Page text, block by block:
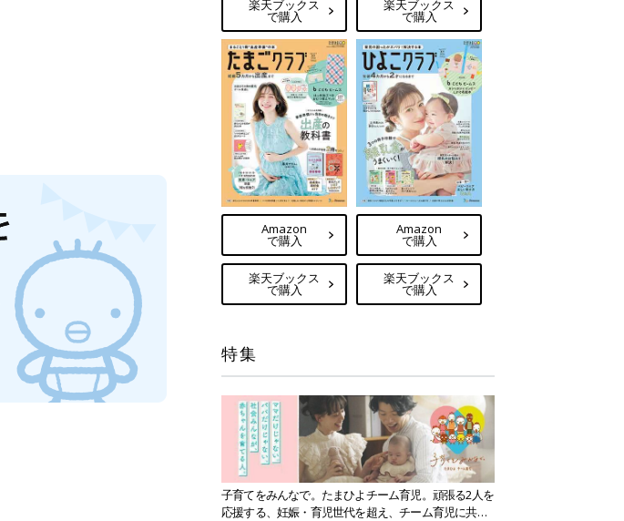
楽天ブックス
で購入
楽天ブックス
で購入
Amazon
で購入
楽天ブックス
で購入
Amazon
で購入
楽天ブックス
で購入
特集
子育てをみんなで。たまひよチーム育児。頑張る2人を
応援する、妊娠・育児世代を超え、チーム育児に共感